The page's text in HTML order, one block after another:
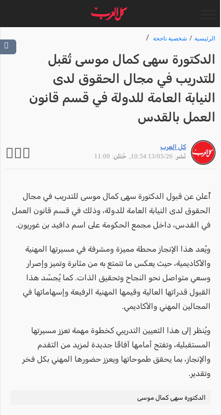
الرئيسية شخصية ناجحة
الدكتورة سهى كمال موسى تُقبل
للتدريب في مجال الحقوق لدى
النيابة العامة للدولة في قسم قانون
العمل بالقدس
كل العرب
نُشر: 13/05/26 10:54
, حُتلن: 11:09
أُعلن عن قبول الدكتورة سهى كمال موسى للتدريب في مجال
الحقوق لدى النيابة العامة للدولة، وذلك في قسم قانون العمل
في القدس، داخل مجمع الحكومة على اسم دافيد بن غوريون.
ويُعد هذا الإنجاز محطة مميزة ومشرفة في مسيرتها المهنية
والأكاديمية، حيث يعكس ما تتمتع به من مثابرة وتميز وإصرار
وسعي متواصل نحو النجاح وتحقيق الذات. كما يُجسّد هذا
القبول قدراتها العالية وقيمها المهنية الرفيعة وإسهاماتها في
المجالين المهني والأكاديمي.
ويُنظر إلى هذا التعيين التدريبي كخطوة مهمة تعزز مسيرتها
المستقبلية، وتفتح أمامها آفاقًا جديدة لمزيد من التقدم
والإنجاز، بما يحقق طموحاتها ويعزز حضورها المهني بكل فخر
وتقدير.
الدكتورة سهى كمال موسى